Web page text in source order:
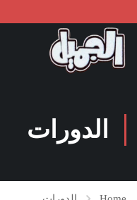
الدورات